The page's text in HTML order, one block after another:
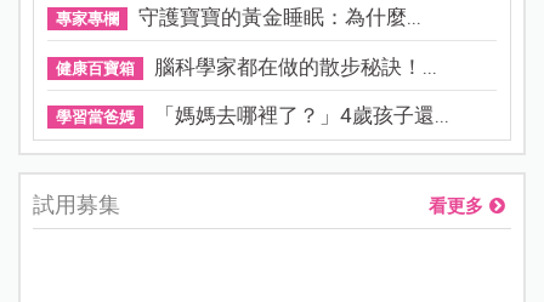
專家專欄 守護寶寶的黃金睡眠：為什麼...
健康百寶箱 腦科學家都在做的散步秘訣！...
學習當爸媽 「媽媽去哪裡了？」4歲孩子還...
試用募集 看更多